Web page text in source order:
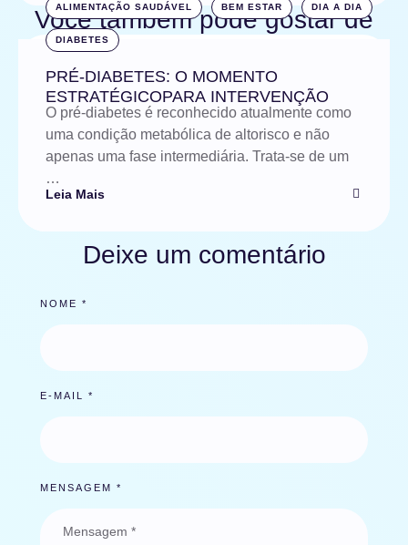
Você também pode gostar de
ALIMENTAÇÃO SAUDÁVEL BEM ESTAR DIA A DIA
DIABETES
PRÉ-DIABETES: O MOMENTO
ESTRATÉGICOPARA INTERVENÇÃO
O pré-diabetes é reconhecido atualmente como
uma condição metabólica de altorisco e não
apenas uma fase intermediária. Trata-se de um
…
Leia Mais
Deixe um comentário
MENSAGEM *
NOME *
E-MAIL *